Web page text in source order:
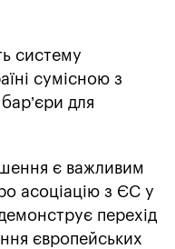
систему
сумісною з
для
є важливим
асоціацію з ЄС у
перехід
європейських